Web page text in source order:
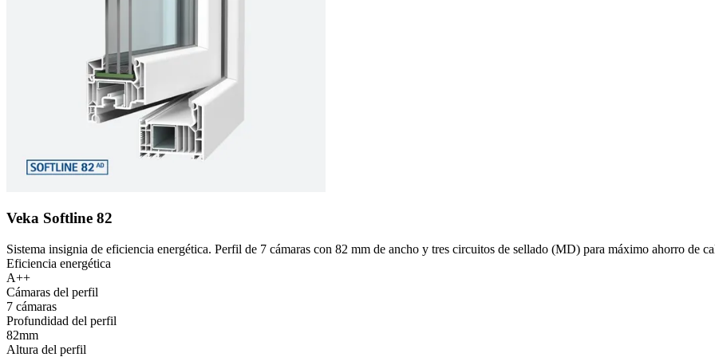
Veka Softline 82
Sistema insignia de eficiencia energética. Perfil de 7 cámaras con 82 mm de ancho y tres circuitos de sellado (MD) para máximo ahorro de
Eficiencia energética
A++
Cámaras del perfil
7 cámaras
Profundidad del perfil
82mm
Altura del perfil